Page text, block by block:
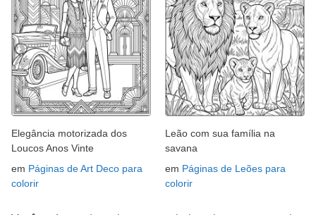
Elegância motorizada dos
Loucos Anos Vinte
em Páginas de Art Deco para
colorir
Leão com sua família na
savana
em Páginas de Leões para
colorir